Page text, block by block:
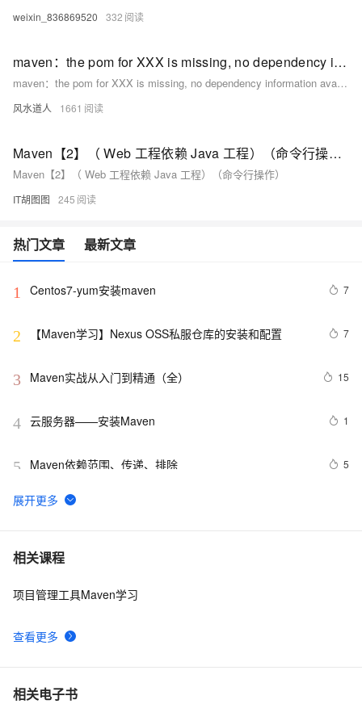
weixin_836869520 332
maven：the pom for XXX is missing, no dependency information available
maven：the pom for XXX is missing, no dependency information available
风水道人 1661
Maven【2】（ Web 工程依赖 Java 工程）（命令行操作）
Maven【2】（ Web 工程依赖 Java 工程）（命令行操作）
IT胡图图 245
热门文章 最新文章
1 Centos7-yum安装maven 7
2 【Maven学习】Nexus OSS私服仓库的安装和配置 7
3 Maven实战从入门到精通（全） 15
4 云服务器——安装Maven 1
5 Maven依赖范围、传递、排除 5
6 kubernetes下的jenkins如何设置maven
7 在maven中创建本地仓库
8 使用Docker搭建maven私服 及常规使用方法
9 使用＜scope＞import＜/scope＞解决Maven项目单继承
10
相关课程
查看更多
项目管理工具Maven学习
相关电子书